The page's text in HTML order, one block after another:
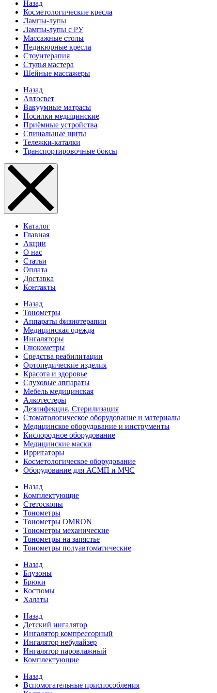
Назад
Косметологические кресла
Лампы-лупы
Лампы-лупы с РУ
Массажные столы
Педикюрные кресла
Стоунтерапия
Стулья мастера
Шейные массажеры
Назад
Автосвет
Вакуумные матрасы
Носилки медицинские
Приёмные устройства
Спинальные щиты
Тележки-каталки
Транспортировочные боксы
Каталог
Главная
Акции
О нас
Статьи
Оплата
Доставка
Контакты
Назад
Тонометры
Аппараты физиотерапии
Медицинская одежда
Ингаляторы
Глюкометры
Средства реабилитации
Ортопедические изделия
Красота и здоровье
Слуховые аппараты
Мебель медицинская
Алкотестеры
Дезинфекция, Стерилизация
Стоматологическое оборудование и материалы
Медицинское оборудование и инструменты
Кислородное оборудование
Медицинские маски
Ирригаторы
Косметологическое оборудование
Оборудование для АСМП и МЧС
Назад
Комплектующие
Стетоскопы
Тонометры
Тонометры OMRON
Тонометры механические
Тонометры на запястье
Тонометры полуавтоматические
Назад
Блузоны
Брюки
Костюмы
Халаты
Назад
Детский ингалятор
Ингалятор компрессорный
Ингалятор небулайзер
Ингалятор паровлажный
Комплектующие
Назад
Вспомогательные приспособления